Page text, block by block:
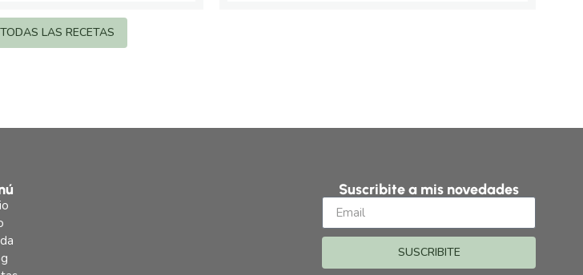
LAS RECETAS
Suscribite a mis novedades
SUSCRIBITE